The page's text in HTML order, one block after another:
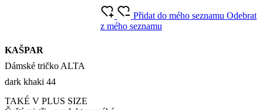
KAŠPAR
Dámské tričko ALTA
dark khaki 44
Přidat do mého seznamu Odebrat
z mého seznamu
TAKÉ V PLUS SIZE